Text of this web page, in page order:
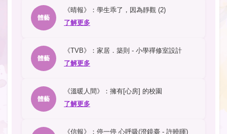
體藝
《晴報》：學生乖了，因為靜觀 (2)
了解更多
體藝
《TVB》：家居．築則 - 小學禪修室設計
了解更多
體藝
《溫暖人間》：擁有[心房] 的校園
了解更多
《信報》：停一停 心呼吸(澄鏡臺 - 許曉暉)